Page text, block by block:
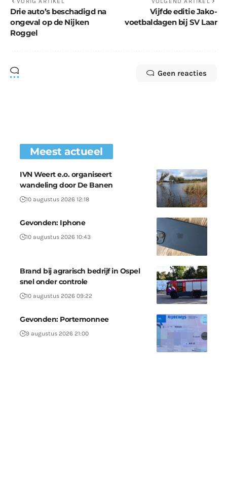
Drie auto’s beschadigd na
ongeval op de Nijken
Roggel
Vijfde editie Jako-
voetbaldagen bij SV Laar
Geen reacties
Meest actueel
IVN Weert e.o. organiseert
wandeling door De Banen
10 augustus 2026 12:18
Gevonden: Iphone
10 augustus 2026 10:43
Brand bij agrarisch bedrijf in Ospel
snel onder controle
10 augustus 2026 09:22
Gevonden: Portemonnee
9 augustus 2026 21:00